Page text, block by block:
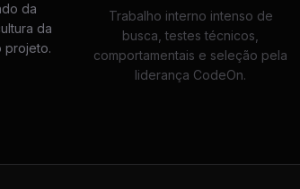
da
da
projeto.
Trabalho interno intenso de
busca, testes técnicos,
comportamentais e seleção pela
liderança CodeOn.